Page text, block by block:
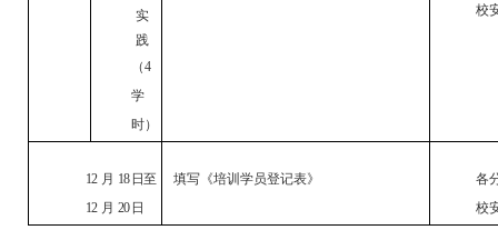
实
践
（4
学
时）
校
12 月 18 日至
12 月 20 日
填写《培训学员登记表》
各
校